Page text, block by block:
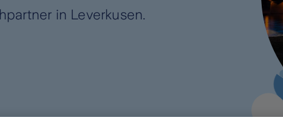
in Leverkusen.